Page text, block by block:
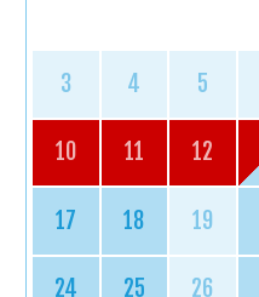
3 4 5
10 11 12
17 18 19
24 25 26